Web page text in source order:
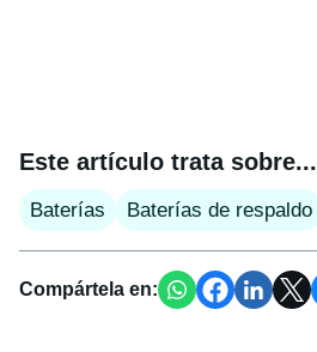
Este artículo trata sobre...
Baterías Baterías de respaldo
Compártela en: